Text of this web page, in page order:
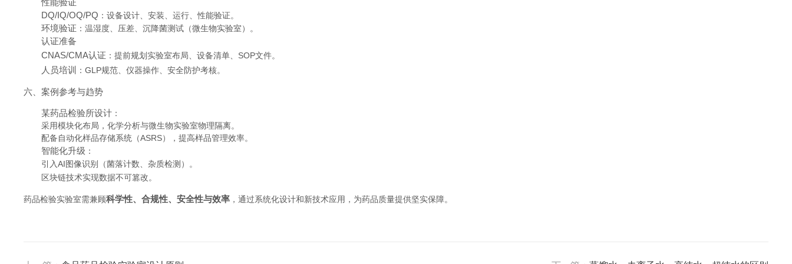
性能验证
DQ/IQ/OQ/PQ ：设备设计、安装、运行、性能验证。
环境验证 ：温湿度、压差、沉降菌测试（微生物实验室）。
认证准备
CNAS/CMA认证 ：提前规划实验室布局、设备清单、SOP文件。
人员培训 ：GLP规范、仪器操作、安全防护考核。
六、案例参考与趋势
某药品检验所设计 ：
采用模块化布局，化学分析与微生物实验室物理隔离。
配备自动化样品存储系统（ASRS），提高样品管理效率。
智能化升级 ：
引入AI图像识别（菌落计数、杂质检测）。
区块链技术实现数据不可篡改。
药品检验实验室需兼顾科学性、合规性、安全性与效率 ，通过系统化设计和新技术应用，为药品质量提供坚实保障。